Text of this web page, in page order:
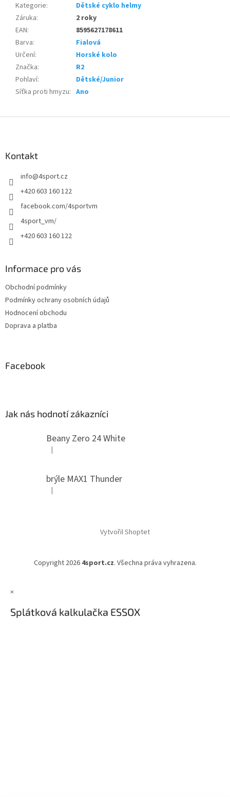
Kategorie:
Dětské cyklo helmy
Záruka:
2 roky
EAN:
8595627178611
Barva:
Fialová
Určení:
Horské kolo
Značka:
R2
Pohlaví:
Dětské/Junior
Síťka proti hmyzu: Ano
Kontakt
info@4sport.cz
+420 603 160 122
facebook.com/4sportvm
4sport_vm/
+420 603 160 122
Informace pro vás
Obchodní podmínky
Podmínky ochrany osobních údajů
Hodnocení obchodu
Doprava a platba
Facebook
Jak nás hodnotí zákazníci
Beany Zero 24 White
Hodnocení produktu je 5 z 5 hvězdiček.
|
brýle MAX1 Thunder
Hodnocení produktu je 5 z 5 hvězdiček.
|
Vytvořil Shoptet
Copyright 2026 4sport.cz. Všechna práva vyhrazena.
×
Splátková kalkulačka ESSOX